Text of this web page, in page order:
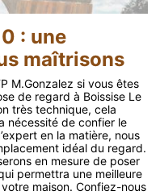
: une
maîtrisons
M.Gonzalez si vous êtes
de regard à Boissise Le
très technique, cela
nécessité de confier le
en la matière, nous
idéal du regard.
en mesure de poser
permettra une meilleure
maison. Confiez-nous